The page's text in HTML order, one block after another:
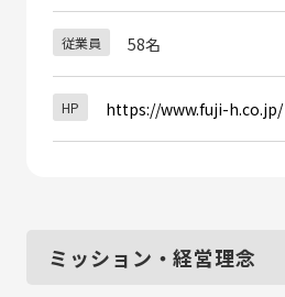
従業員 58名
HP https://www.fuji-h.co.jp/
ミッション・経営理念